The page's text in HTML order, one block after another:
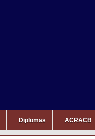
Diplomas ACRACB